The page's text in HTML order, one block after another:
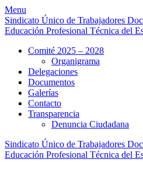
Skip
to
content
Menu
Sindicato Único de Trabajadores
Educación Profesional Técnica del
Comité 2025 – 2028
Organigrama
Delegaciones
Documentos
Galerías
Contacto
Transparencia
Denuncia Ciudadana
Sindicato Único de Trabajadores
Educación Profesional Técnica del